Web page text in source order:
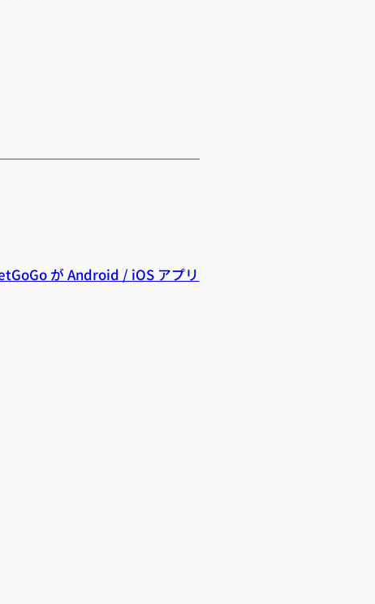
が Android / iOS アプリ